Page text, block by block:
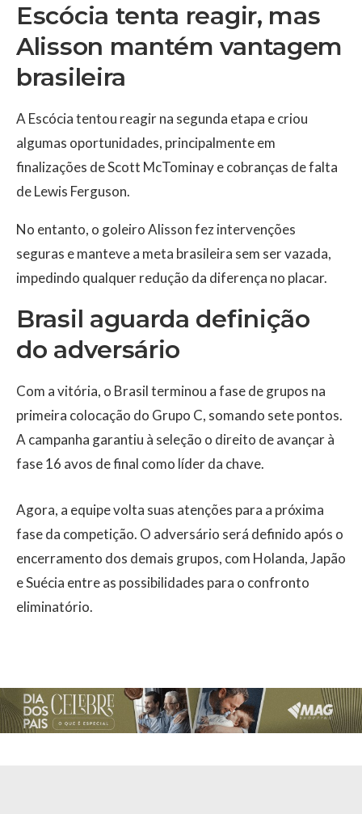
Escócia tenta reagir, mas
Alisson mantém vantagem
brasileira
A Escócia tentou reagir na segunda etapa e criou
algumas oportunidades, principalmente em
finalizações de Scott McTominay e cobranças de falta
de Lewis Ferguson.
No entanto, o goleiro Alisson fez intervenções
seguras e manteve a meta brasileira sem ser vazada,
impedindo qualquer redução da diferença no placar.
Brasil aguarda definição
do adversário
Com a vitória, o Brasil terminou a fase de grupos na
primeira colocação do Grupo C, somando sete pontos.
A campanha garantiu à seleção o direito de avançar à
fase 16 avos de final como líder da chave.
Agora, a equipe volta suas atenções para a próxima
fase da competição. O adversário será definido após o
encerramento dos demais grupos, com Holanda, Japão
e Suécia entre as possibilidades para o confronto
eliminatório.